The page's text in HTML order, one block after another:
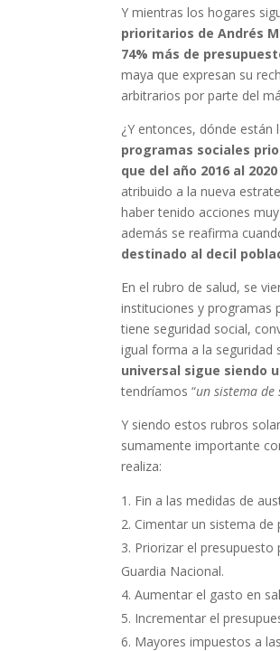
Y mientras los hogares
prioritarios de Andrés
74% más de
maya que expresan su
arbitrarios por parte del
¿Y entonces, dónde
programas sociales
que del año 2016 al
atribuido a la nueva
haber tenido acciones
además se reafirma
destinado al decil
En el rubro de salud, se
instituciones y programas
tiene seguridad social,
igual forma a la seguridad
universal sigue siendo
tendríamos ​​“un sistema de
Y siendo estos rubros
sumamente importante
realiza:
Fin a las medidas de
Cimentar un sistema
Priorizar el
Guardia Nacional.
Aumentar el gasto en
Incrementar el
Mayores impuestos a